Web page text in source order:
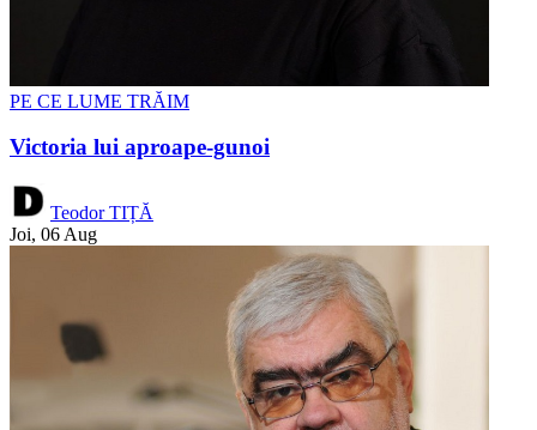
PE CE LUME TRĂIM
Victoria lui aproape-gunoi
Teodor TIȚĂ
Joi, 06 Aug